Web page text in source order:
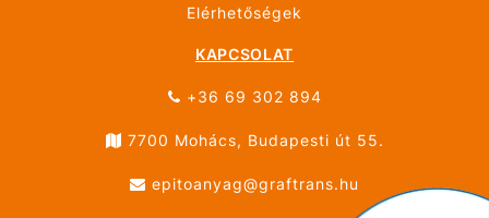
Elérhetőségek
KAPCSOLAT
+36 69 302 894
7700 Mohács, Budapesti út 55.
epitoanyag@graftrans.hu